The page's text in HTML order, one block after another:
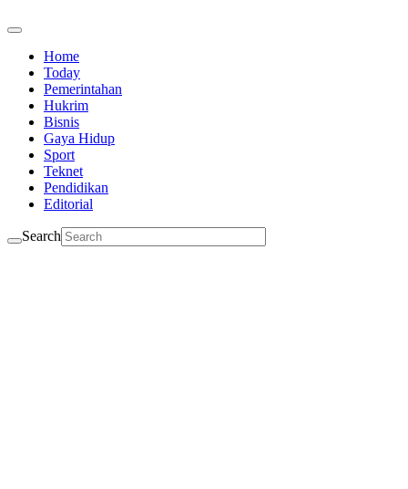
Home
Today
Pemerintahan
Hukrim
Bisnis
Gaya Hidup
Sport
Teknet
Pendidikan
Editorial
Search